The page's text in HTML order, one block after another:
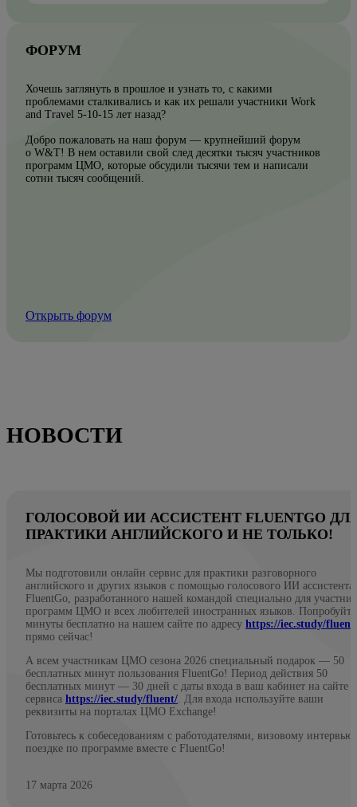
ФОРУМ
Хочешь заглянуть в прошлое и узнать то, с какими
проблемами сталкивались и как их решали участники Work
and Travel 5-10-15 лет назад?
Добро пожаловать на наш форум — крупнейший форум
о W&T! В нем оставили свой след десятки тысяч участников
программ ЦМО, которые обсудили тысячи тем и написали
сотни тысяч сообщений.
Открыть форум
НОВОСТИ
ГОЛОСОВОЙ ИИ АССИСТЕНТ FLUENTGO
ПРАКТИКИ АНГЛИЙСКОГО И НЕ ТОЛЬКО!
Мы подготовили онлайн сервис для практики разговорного
английского и других языков с помощью голосового ИИ ассистента
FluentGo, разработанного нашей командой специально для
программ ЦМО и всех любителей иностранных языков.
минуты бесплатно на нашем сайте по адресу https://iec.study/fluent/
прямо сейчас!
А всем участникам ЦМО сезона 2026 специальный подарок — 50
бесплатных минут пользования FluentGo! Период действия 50
бесплатных минут — 30 дней с даты входа в ваш кабинет на сайте
сервиса https://iec.study/fluent/. Для входа используйте ваши
реквизиты на порталах ЦМО Exchange!
Готовьтесь к собеседованиям с работодателями, визовому интервью
поездке по программе вместе с FluentGo!
17 марта 2026